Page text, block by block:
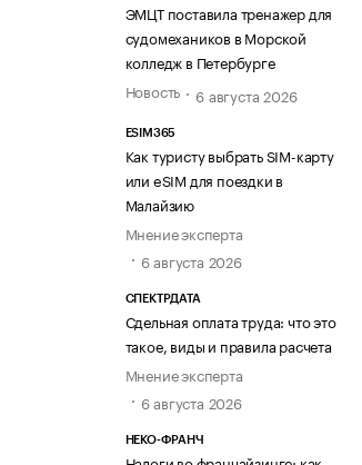
ЭМЦТ поставила тренажер для
судомехаников в Морской
колледж в Петербурге
Новость
6 августа 2026
ESIM365
Как туристу выбрать SIM-карту
или eSIM для поездки в
Малайзию
Мнение эксперта
6 августа 2026
СПЕКТРДАТА
Сдельная оплата труда: что это
такое, виды и правила расчета
Мнение эксперта
6 августа 2026
НЕКО-ФРАНЧ